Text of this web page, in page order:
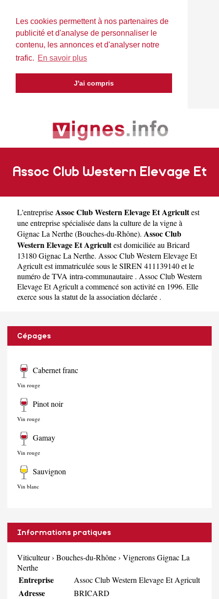
Les cookies permettent à nos partenaires de
publicité et d'analyse de personnaliser le
contenu, les annonces et d'analyser notre
trafic. En savoir plus
J'ai compris
Assoc Club Western Elevage Et
Agricult
L'entrepriseAssoc Club Western Elevage Et Agricultest
uneentreprise spécialisée dans la culture de la vigne à
Gignac La Nerthe(Bouches-du-Rhône). Assoc Club
Western Elevage Et Agricultest domiciliée au Bricard
13180 Gignac La Nerthe. Assoc Club Western Elevage Et
Agricult est immatriculée sous le SIREN 411139140 et le
numéro de TVA intra-communautaire . Assoc Club Western
Elevage Et Agricult a commencé son activité en 1996. Elle
exerce sous la statut de la association déclarée .
Cépages
Cabernet franc
Vin rouge
Pinot noir
Vin rouge
Gamay
Vin rouge
Sauvignon
Vin blanc
Informations pratiques
Viticulteur› Bouches-du-Rhône› Vignerons Gignac La
Nerthe
Entreprise Assoc Club Western Elevage Et Agricult
Adresse BRICARD